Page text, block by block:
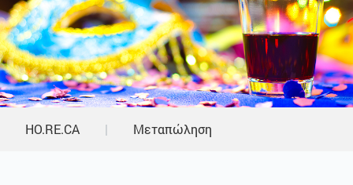
HO.RE.CA | Μεταπώληση